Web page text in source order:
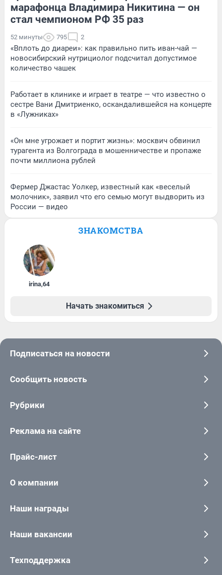
марафонца Владимира Никитина — он
стал чемпионом РФ 35 раз
52 минуты 795 2
«Вплоть до диареи»: как правильно пить иван-чай —
новосибирский нутрициолог подсчитал допустимое
количество чашек
Работает в клинике и играет в театре — что известно о
сестре Вани Дмитриенко, оскандалившейся на концерте
в «Лужниках»
«Он мне угрожает и портит жизнь»: москвич обвинил
турагента из Волгограда в мошенничестве и пропаже
почти миллиона рублей
Фермер Джастас Уолкер, известный как «веселый
молочник», заявил что его семью могут выдворить из
России — видео
ЗНАКОМСТВА
irina,64
Начать знакомиться
Подписаться на новости
Сообщить новость
Рубрики
Реклама на сайте
Прайс-лист
О компании
Наши награды
Наши вакансии
Техподдержка